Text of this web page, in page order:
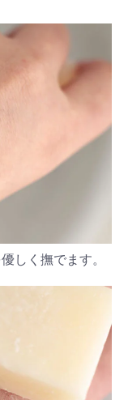
しく撫でます。